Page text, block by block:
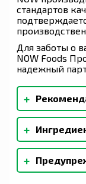
стандартов
Для заботы о
NOW Foods
надежный
+
Принимать
день во
+
Мягкая
рожковое
+